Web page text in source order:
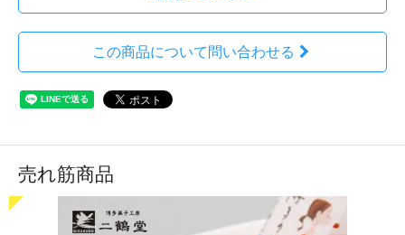
この商品について問い合わせる
売れ筋商品